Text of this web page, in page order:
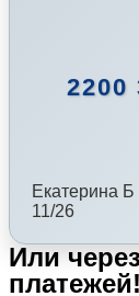
2200
Екатерина Б
11/26
Или
платежей!